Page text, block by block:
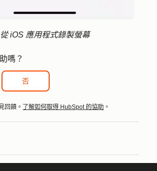
從 iOS 應用程式錄製螢幕
嗎？
否
回饋。 了解如何取得 HubSpot 的協助 。